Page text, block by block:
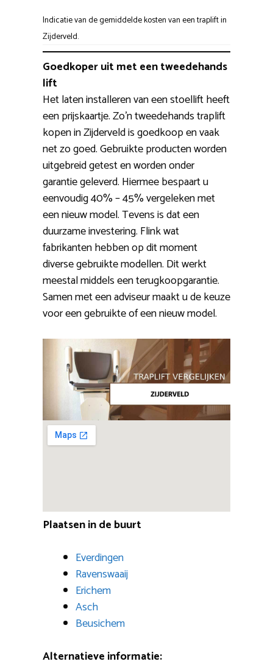
Indicatie van de gemiddelde kosten van een traplift in
Zijderveld.
Goedkoper uit met een tweedehands
lift
Het laten installeren van een stoellift heeft
een prijskaartje. Zo’n tweedehands traplift
kopen in Zijderveld is goedkoop en vaak
net zo goed. Gebruikte producten worden
uitgebreid getest en worden onder
garantie geleverd. Hiermee bespaart u
eenvoudig 40% – 45% vergeleken met
een nieuw model. Tevens is dat een
duurzame investering. Flink wat
fabrikanten hebben op dit moment
diverse gebruikte modellen. Dit werkt
meestal middels een terugkoopgarantie.
Samen met een adviseur maakt u de keuze
voor een gebruikte of een nieuw model.
Plaatsen in de buurt
Everdingen
Ravenswaaij
Erichem
Asch
Beusichem
Alternatieve informatie: